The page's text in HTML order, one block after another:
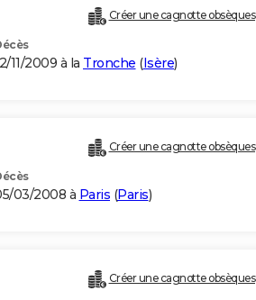
Créer une cagnotte obsèques
11/2009 à la Tronche (Isère)
Créer une cagnotte obsèques
03/2008 à Paris (Paris)
Créer une cagnotte obsèques